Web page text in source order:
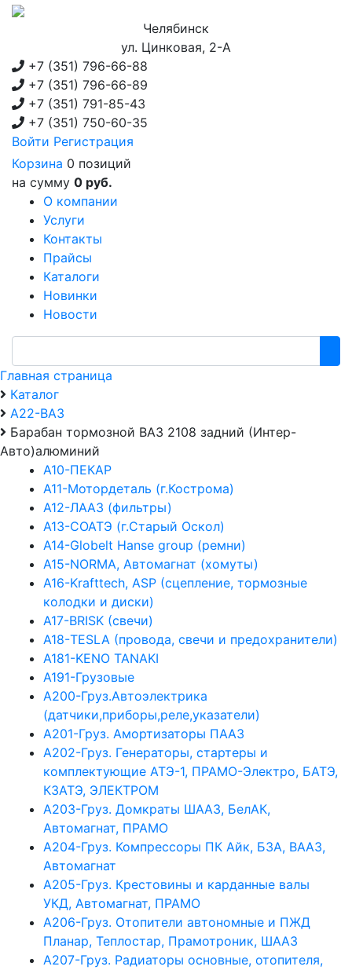
Челябинск
ул. Цинковая, 2-А
+7 (351) 796-66-88
+7 (351) 796-66-89
+7 (351) 791-85-43
+7 (351) 750-60-35
Войти Регистрация
Корзина 0 позиций
на сумму 0 руб.
О компании
Услуги
Контакты
Прайсы
Каталоги
Новинки
Новости
Главная страница
Каталог
А22-ВАЗ
Барабан тормозной ВАЗ 2108 задний (Интер-
Авто)алюминий
А10-ПЕКАР
А11-Мотордеталь (г.Кострома)
А12-ЛААЗ (фильтры)
А13-СОАТЭ (г.Старый Оскол)
А14-Globelt Hanse group (ремни)
А15-NORMA, Автомагнат (хомуты)
А16-Krafttech, ASP (сцепление, тормозные
колодки и диски)
А17-BRISK (свечи)
А18-TESLA (провода, свечи и предохранители)
А181-KENO TANAKI
А191-Грузовые
А200-Груз.Автоэлектрика
(датчики,приборы,реле,указатели)
А201-Груз. Амортизаторы ПААЗ
А202-Груз. Генераторы, стартеры и
комплектующие АТЭ-1, ПРАМО-Электро, БАТЭ,
КЗАТЭ, ЭЛЕКТРОМ
А203-Груз. Домкраты ШААЗ, БелАК,
Автомагнат, ПРАМО
А204-Груз. Компрессоры ПК Айк, БЗА, ВААЗ,
Автомагнат
А205-Груз. Крестовины и карданные валы
УКД, Автомагнат, ПРАМО
А206-Груз. Отопители автономные и ПЖД
Планар, Теплостар, Прамотроник, ШААЗ
А207-Груз. Радиаторы основные, отопителя,